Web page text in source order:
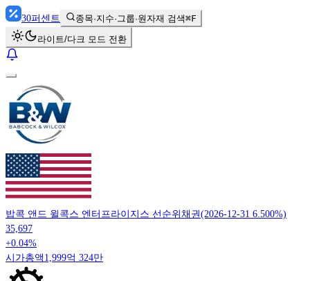
30퍼센트 종목·지수·그룹·원자재 검색⌘F
라이트/다크 모드 전환
밥콕 앤드 윌콕스 엔터프라이지스 선순위채권(2026-12-31 6.500%)
35,697
+0.04%
시가총액 1,999억 324만